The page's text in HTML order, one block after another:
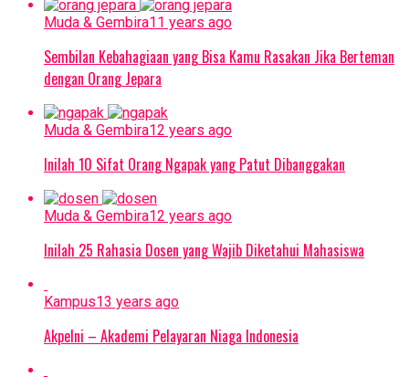
Muda & Gembira11 years ago
Sembilan Kebahagiaan yang Bisa Kamu Rasakan Jika Berteman
dengan Orang Jepara
Muda & Gembira12 years ago
Inilah 10 Sifat Orang Ngapak yang Patut Dibanggakan
Muda & Gembira12 years ago
Inilah 25 Rahasia Dosen yang Wajib Diketahui Mahasiswa
Kampus13 years ago
Akpelni – Akademi Pelayaran Niaga Indonesia